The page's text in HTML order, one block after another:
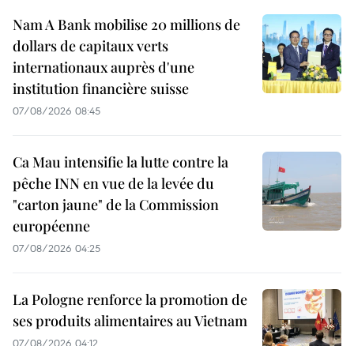
Nam A Bank mobilise 20 millions de
dollars de capitaux verts
internationaux auprès d'une
institution financière suisse
07/08/2026 08:45
Ca Mau intensifie la lutte contre la
pêche INN en vue de la levée du
"carton jaune" de la Commission
européenne
07/08/2026 04:25
La Pologne renforce la promotion de
ses produits alimentaires au Vietnam
07/08/2026 04:12